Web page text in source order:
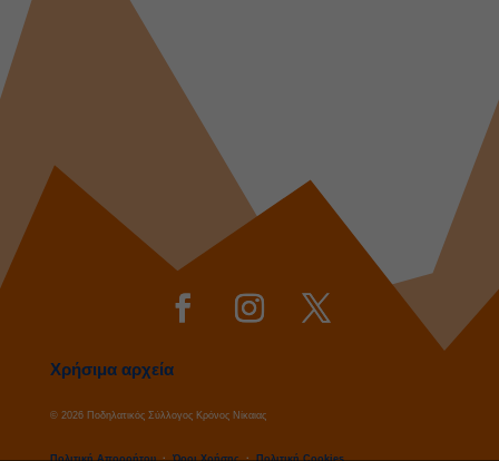
Χρήσιμα αρχεία
© 2026 Ποδηλατικός Σύλλογος Κρόνος Νίκαιας